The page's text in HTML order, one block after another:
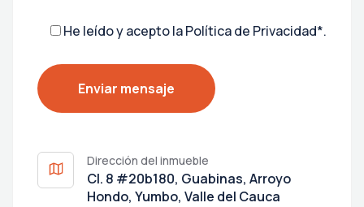
He leído y acepto laPolítica de Privacidad*.
Dirección del inmueble
Cl. 8 #20b180, Guabinas, Arroyo
Hondo, Yumbo, Valle del Cauca